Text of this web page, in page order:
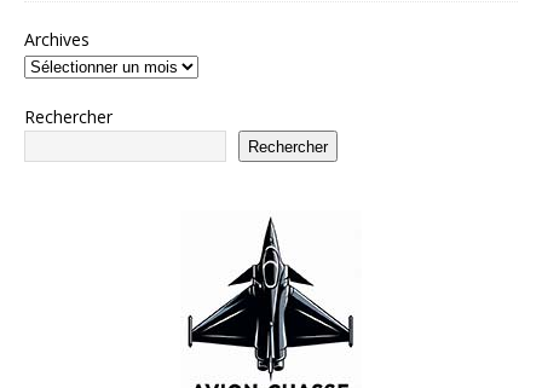
Archives
Rechercher
Rechercher